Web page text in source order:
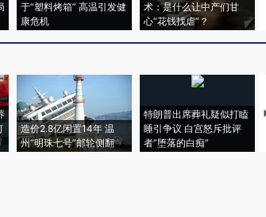
于“塑料烤箱” 高温引发健
康危机
术：是什么让中产们甘
心“花钱找虐”？
造价2.8亿闲置14年 温
州“明珠七号”邮轮侧翻
特朗普出席葬礼疑似打瞌
睡引争议 白宫怒斥批评
者“堕落的白痴”